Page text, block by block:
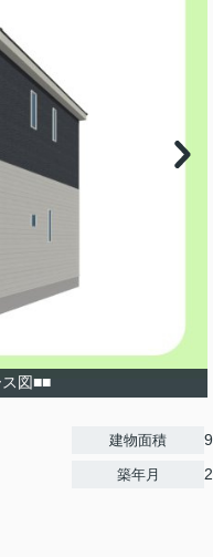
図■■
建物面積
築年月